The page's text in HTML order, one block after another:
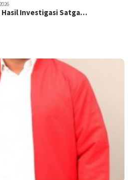
Hasil Investigasi Satga…